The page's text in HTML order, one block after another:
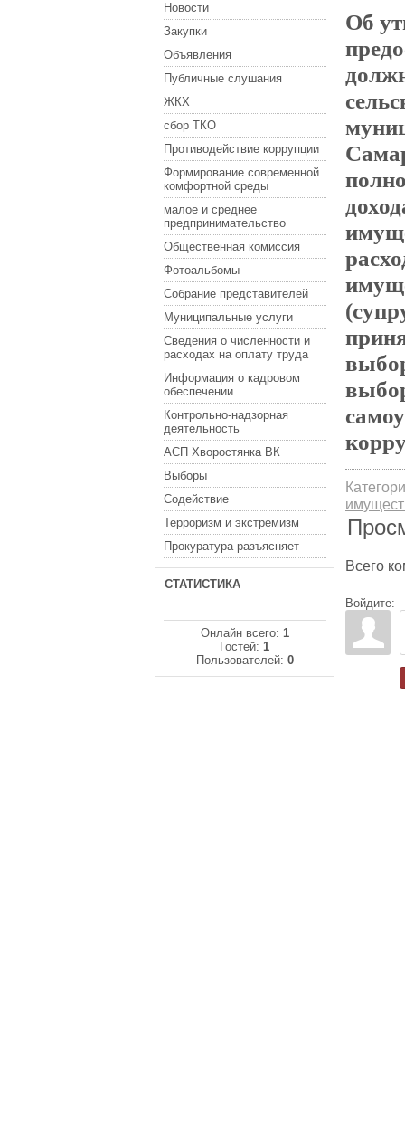
Новости
Закупки
Объявления
Публичные слушания
ЖКХ
сбор ТКО
Противодействие коррупции
Формирование современной
комфортной среды
малое и среднее
предпринимательство
Общественная комиссия
Фотоальбомы
Собрание представителей
Муниципальные услуги
Сведения о численности и
расходах на оплату труда
Информация о кадровом
обеспечении
Контрольно-надзорная
деятельность
АСП Хворостянка ВК
Выборы
Содействие
Терроризм и экстремизм
Прокуратура разъясняет
СТАТИСТИКА
Онлайн всего: 1
Гостей:1
Пользователей: 0
Об
Всего
Войдите: